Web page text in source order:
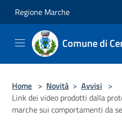
Regione Marche
Comune di
Home > Novità > Avvisi >
Link dei video prodotti dalla
marche sui comportamenti da